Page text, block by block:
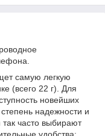
самую легкую
(всего 22 г). Для
новейших
надежности и
часто выбирают
удобства: